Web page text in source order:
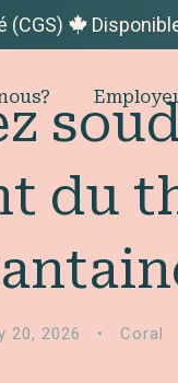
(CGS)
du
20, 2026 • Coral